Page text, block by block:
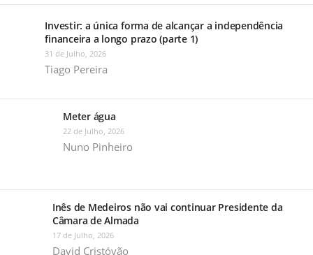
Investir: a única forma de alcançar a independência
financeira a longo prazo (parte 1)
31 de Julho, 2026
Tiago Pereira
Meter água
22 de Julho, 2026
Nuno Pinheiro
Inês de Medeiros não vai continuar Presidente da
Câmara de Almada
17 de Julho, 2026
David Cristóvão